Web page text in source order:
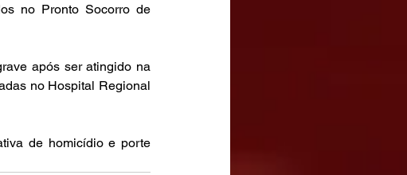
no Pronto Socorro de
após ser atingido na
no Hospital Regional
de homicídio e porte